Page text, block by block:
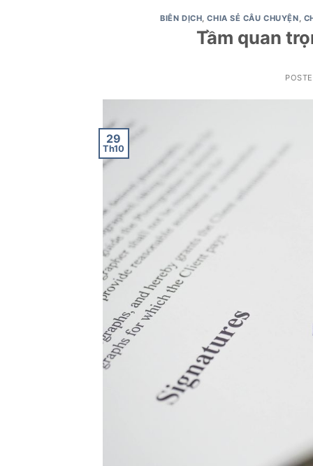
BIÊN DỊCH,CHIA SẺ CÂU CHUYỆN,
Tầm quan
29
Th10